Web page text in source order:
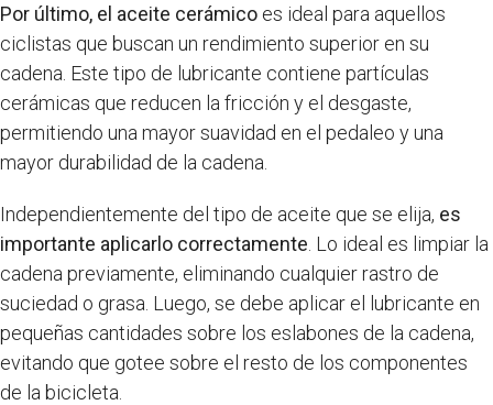
Por último, el aceite cerámico es ideal para aquellos
ciclistas que buscan un rendimiento superior en su
cadena. Este tipo de lubricante contiene partículas
cerámicas que reducen la fricción y el desgaste,
permitiendo una mayor suavidad en el pedaleo y una
mayor durabilidad de la cadena.
Independientemente del tipo de aceite que se elija, es
importante aplicarlo correctamente . Lo ideal es limpiar la
cadena previamente, eliminando cualquier rastro de
suciedad o grasa. Luego, se debe aplicar el lubricante en
pequeñas cantidades sobre los eslabones de la cadena,
evitando que gotee sobre el resto de los componentes
de la bicicleta.